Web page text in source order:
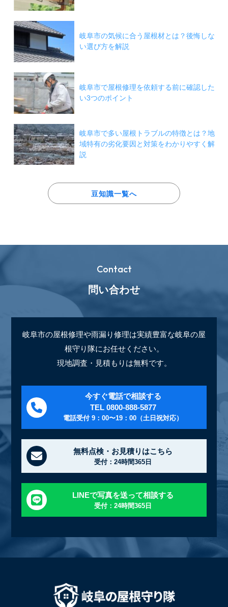
岐阜市の気候に合う屋根材とは？後悔しな
い選び方を解説
岐阜市で屋根修理を依頼する前に確認した
い3つのポイント
岐阜市で多い屋根トラブルの特徴とは？地
域特有の劣化要因と対策をわかりやすく解
説
豆知識一覧へ
Contact
問い合わせ
岐阜市の屋根修理や雨漏り修理は実績豊富な岐阜の屋
根守り隊にお任せください。
現地調査・見積もりは無料です。
今すぐ電話で相談する
TEL 0800-888-5877
電話受付 9：00〜19：00（土日祝対応）
無料点検・お見積りはこちら
受付：24時間365日
LINEで写真を送って相談する
受付：24時間365日